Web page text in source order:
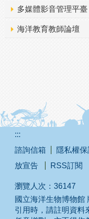
多媒體影音管理平臺
海洋教育教師論壇
:::
諮詢信箱
隱私權
放宣告
RSS訂閱
瀏覽人次： 36147
國立海洋生物博物館
引用時，請註明資料